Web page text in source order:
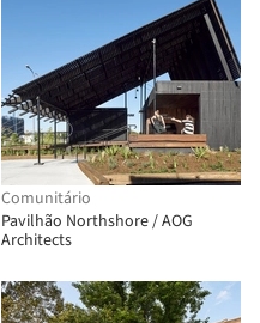
Comunitário
Pavilhão Northshore / AOG
Architects